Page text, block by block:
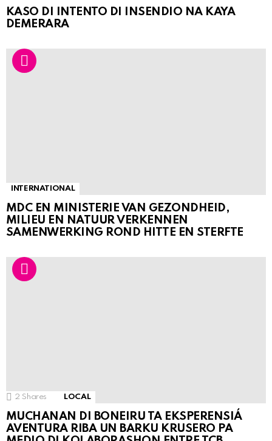
KASO DI INTENTO DI INSENDIO NA KAYA
DEMERARA
INTERNATIONAL
MDC EN MINISTERIE VAN GEZONDHEID,
MILIEU EN NATUUR VERKENNEN
SAMENWERKING ROND HITTE EN STERFTE
2 Shares LOCAL
MUCHANAN DI BONEIRU TA EKSPERENSIÁ
AVENTURA RIBA UN BARKU KRUSERO PA